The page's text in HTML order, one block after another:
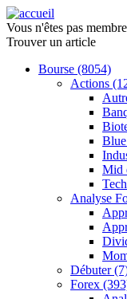
Vous n'êtes pas
Trouverun article
Bourse (8054)
Actions
Mid
Analyse
Débuter
Forex